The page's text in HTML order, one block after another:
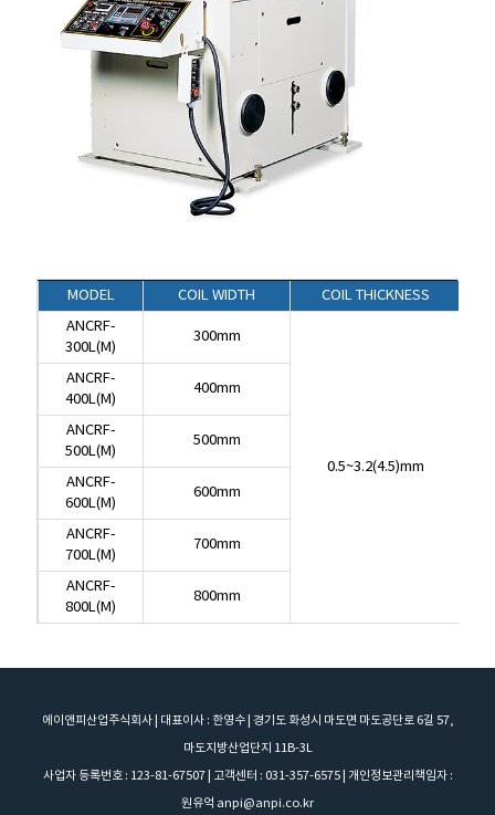
MODEL COIL WIDTH
ANCRF-
300L(M)
ANCRF-
400L(M)
ANCRF-
500L(M)
ANCRF-
600L(M)
ANCRF-
700L(M)
ANCRF-
MODEL COIL WIDTH
COIL THICKNESS
ANCRF-
300L(M)
300mm
0.5~3.2(4.5)mm
ANCRF-
400L(M)
400mm
ANCRF-
500L(M)
500mm
ANCRF-
600L(M)
600mm
ANCRF-
700L(M)
700mm
ANCRF-
800L(M)
800mm
에이앤피산업주식회사 | 대표이사 : 한영수 | 경기도 화성시 마도면 마도공단로 6길 57,
마도지방산업단지 11B-3L
사업자 등록번호 : 123-81-67507 | 고객센터 : 031-357-6575 | 개인정보관리책임자 :
원유억 anpi@anpi.co.kr